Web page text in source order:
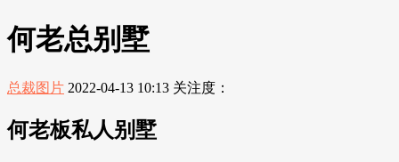
何老总别墅
总裁图片 2022-04-13 10:13 关注度：
何老板私人别墅